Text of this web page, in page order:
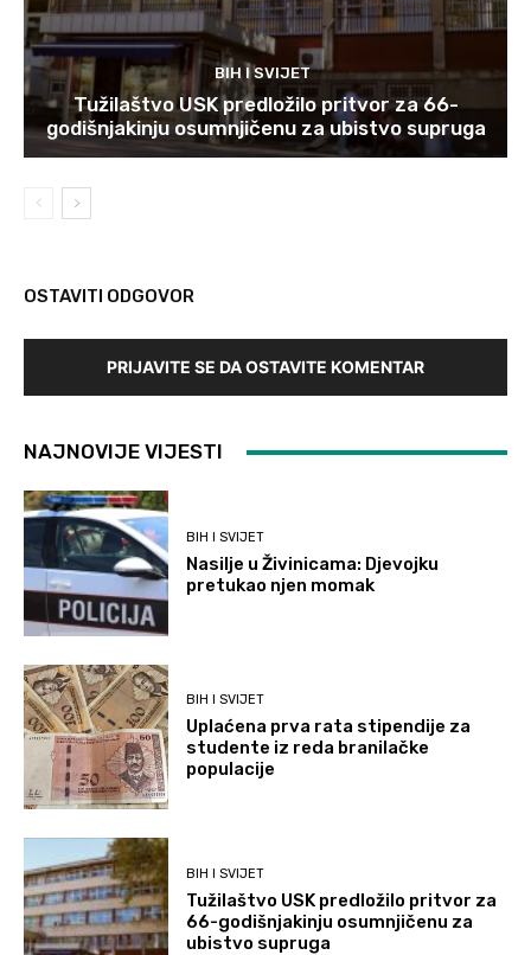
BIH I SVIJET
Tužilaštvo USK predložilo pritvor za 66-
godišnjakinju osumnjičenu za ubistvo supruga
OSTAVITI ODGOVOR
PRIJAVITE SE DA OSTAVITE KOMENTAR
NAJNOVIJE VIJESTI
BIH I SVIJET
Nasilje u Živinicama: Djevojku
pretukao njen momak
BIH I SVIJET
Uplaćena prva rata stipendije za
studente iz reda branilačke
populacije
BIH I SVIJET
Tužilaštvo USK predložilo pritvor za
66-godišnjakinju osumnjičenu za
ubistvo supruga